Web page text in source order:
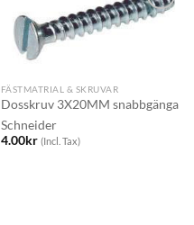
FÄSTMATRIAL & SKRUVAR
Dosskruv 3X20MM snabbgänga
Schneider
4.00kr (Incl. Tax)